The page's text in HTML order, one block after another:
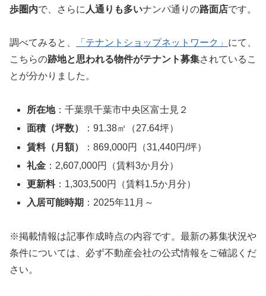
歩圏内で、さらに 人通りも多いナンパ通りの路面店です。
調べてみると、 「テナントショップネットワーク」 にて、
こちらの跡地と思われる物件がテナント募集されているこ
とが分かりました。
所在地：千葉県千葉市中央区富士見２
面積（坪数）
：91.38㎡（27.64坪）
賃料（月額）
：869,000円（31,440円/坪）
礼金 ：2,607,000円（賃料3か月分）
更新料：1,303,500円（賃料1.5か月分）
入居可能時期 ：2025年11月～
※掲載情報は記事作成時点の内容です。最新の募集状況や
条件については、必ず不動産会社の公式情報をご確認くだ
さい。